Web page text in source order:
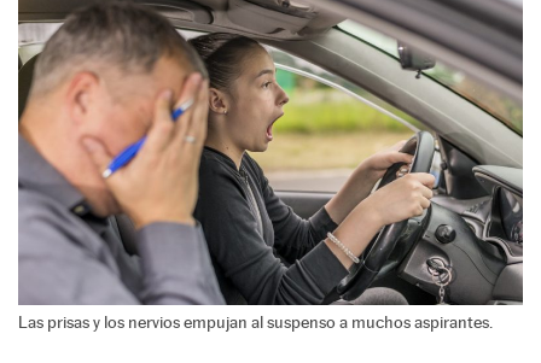
Las prisas y los nervios empujan al suspenso a muchos aspirantes.